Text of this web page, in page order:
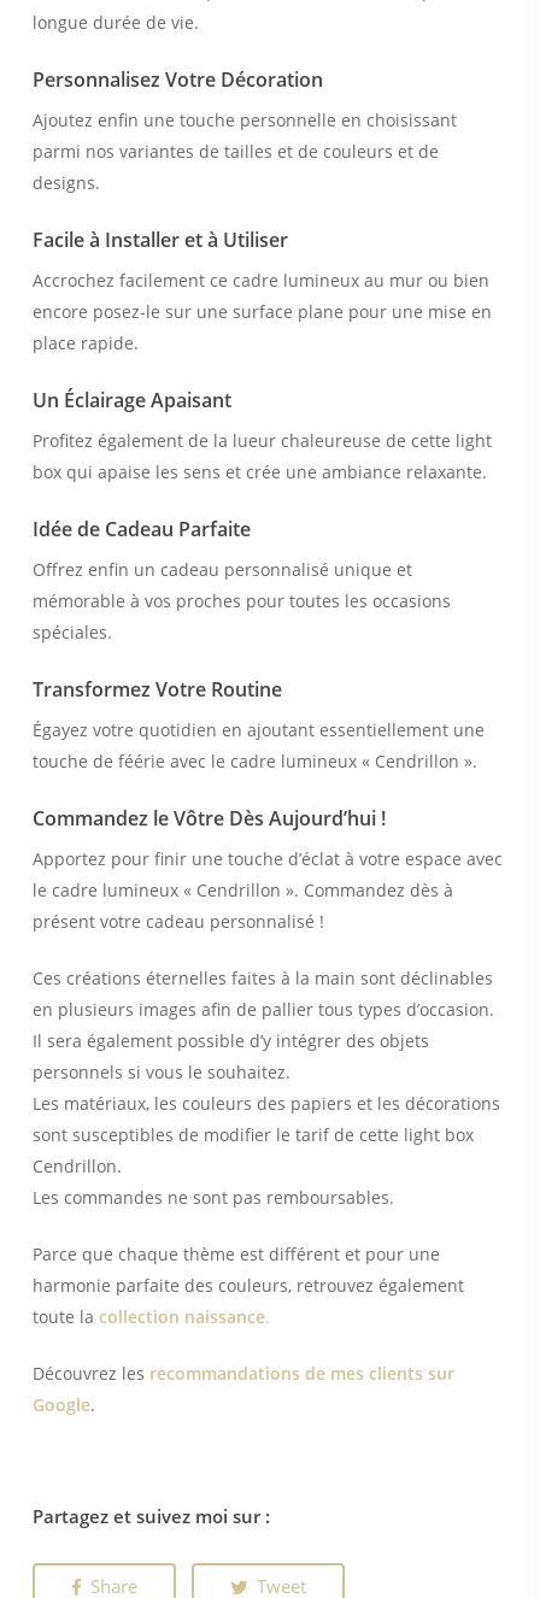
longue durée de vie.
Personnalisez Votre Décoration
Ajoutez enfin une touche personnelle en choisissant
parmi nos variantes de tailles et de couleurs et de
designs.
Facile à Installer et à Utiliser
Accrochez facilement ce cadre lumineux au mur ou bien
encore posez-le sur une surface plane pour une mise en
place rapide.
Un Éclairage Apaisant
Profitez également de la lueur chaleureuse de cette light
box qui apaise les sens et crée une ambiance relaxante.
Idée de Cadeau Parfaite
Offrez enfin un cadeau personnalisé unique et
mémorable à vos proches pour toutes les occasions
spéciales.
Transformez Votre Routine
Égayez votre quotidien en ajoutant essentiellement une
touche de féérie avec le cadre lumineux « Cendrillon ».
Commandez le Vôtre Dès Aujourd’hui !
Apportez pour finir une touche d’éclat à votre espace avec
le cadre lumineux « Cendrillon ». Commandez dès à
présent votre cadeau personnalisé !
Ces créations éternelles faites à la main sont déclinables
en plusieurs images afin de pallier tous types d’occasion.
Il sera également possible d’y intégrer des objets
personnels si vous le souhaitez.
Les matériaux, les couleurs des papiers et les décorations
sont susceptibles de modifier le tarif de cette light box
Cendrillon.
Les commandes ne sont pas remboursables.
Parce que chaque thème est différent et pour une
harmonie parfaite des couleurs, retrouvez également
toute lacollection naissance.
Découvrez les recommandations de mes clients sur
Google.
Partagez et suivez moi sur :
Share Tweet